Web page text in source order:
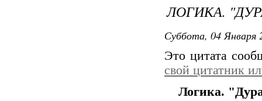
ЛОГИКА.
Суббота, 04 Января
Это цитата
свой цитатник
Логика.